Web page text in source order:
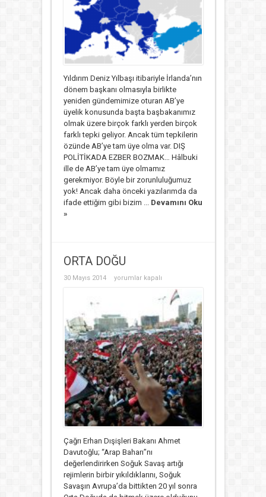
Yıldırım Deniz Yılbaşı itibariyle İrlanda’nın
dönem başkanı olmasıyla birlikte
yeniden gündemimize oturan AB’ye
üyelik konusunda başta başbakanımız
olmak üzere birçok farklı yerden birçok
farklı tepki geliyor. Ancak tüm tepkilerin
özünde AB’ye tam üye olma var. DIŞ
POLİTİKADA EZBER BOZMAK… Hâlbuki
ille de AB’ye tam üye olmamız
gerekmiyor. Böyle bir zorunluluğumuz
yok! Ancak daha önceki yazılarımda da
ifade ettiğim gibi bizim ... Devamını Oku
»
ORTA DOĞU
30 Mayıs 2014
ORTA
yorumlar kapalı
Çağrı Erhan Dışişleri Bakanı Ahmet
Davutoğlu; “Arap Baharı”nı
değerlendirirken Soğuk Savaş artığı
rejimlerin birbir yıkıldıklarını, Soğuk
Savaşın Avrupa’da bittikten 20 yıl sonra